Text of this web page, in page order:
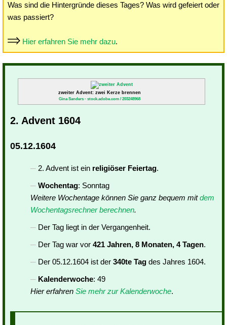
Was sind die Hintergründe dieses Tages? Was wird gefeiert oder
was passiert?
Hier erfahren Sie mehr dazu.
zweiter Advent: zwei Kerze brennen
Gina Sanders - stock.adobe.com / 203248968
2. Advent 1604
05.12.1604
2. Advent ist ein religiöser Feiertag.
Wochentag: Sonntag
Weitere Wochentage können Sie ganz bequem mitdem
Wochentagsrechner berechnen.
Der Tag liegt in der Vergangenheit.
Der Tag war vor 421 Jahren, 8 Monaten, 4 Tagen.
Der 05.12.1604 ist der 340te Tag des Jahres 1604.
Kalenderwoche: 49
Hier erfahren Sie mehr zur Kalenderwoche.